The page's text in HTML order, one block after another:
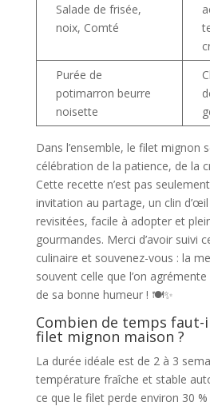
Salade de frisée,
noix, Comté
Purée de
potimarron beurre
noisette
Dans l’ensemble, le filet mignon
célébration de la patience, de la
Cette recette n’est pas
invitation au partage, un clin
revisitées, facile à adopter et
gourmandes. Merci d’avoir suivi
culinaire et souvenez-vous : la
souvent celle que l’on
de sa bonne humeur ! 🍽️✨
Combien de temps faut-
filet mignon maison ?
La durée idéale est de 2 à 3
température fraîche et stable
ce que le filet perde environ 30